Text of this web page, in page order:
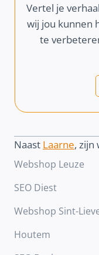
Vertel je
wij jou kunnen
te
Naast Laarne, zijn
Webshop Leuze
SEO Diest
Webshop Sint-
Houtem